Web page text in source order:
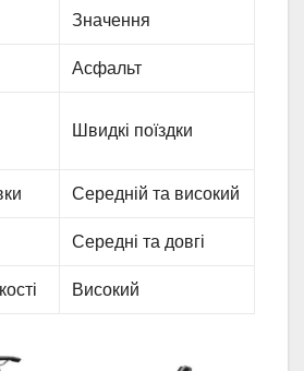
Значення
Асфальт
Швидкі поїздки
Середній та високий
Середні та довгі
Високий